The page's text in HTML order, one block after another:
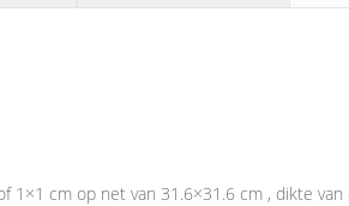
1×1 cm op net van 31.6×31.6 cm , dikte